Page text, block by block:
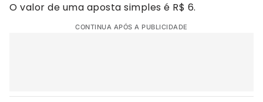
O valor de uma aposta simples é R$ 6.
CONTINUA APÓS A PUBLICIDADE